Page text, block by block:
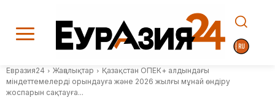
Евразия24 Жаңалықтар
Қазақстан ОПЕК+ алдындағы
міндеттемелерді орындауға және 2026 жылғы мұнай өндіру
жоспарын сақтауға...